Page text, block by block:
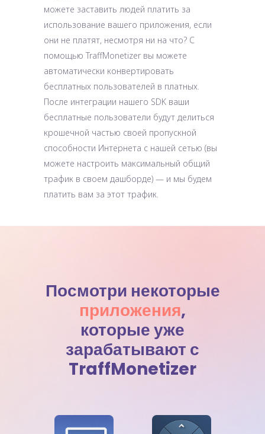
можете заставить людей платить за
использование вашего приложения, если
они не платят, несмотря ни на что? С
помощью TraffMonetizer вы можете
автоматически конвертировать
бесплатных пользователей в платных.
После интеграции нашего SDK ваши
бесплатные пользователи будут делиться
крошечной частью своей пропускной
способности Интернета с нашей сетью (вы
можете настроить максимальный общий
трафик в своем дашборде) — и мы будем
платить вам за этот трафик.
Посмотри некоторые
приложения,
которые уже
зарабатывают с
TraffMonetizer